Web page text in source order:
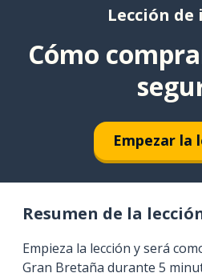
Lección de
Cómo
Empezar la
Resumen de la
Empieza la lección y será
Gran Bretaña durante 5